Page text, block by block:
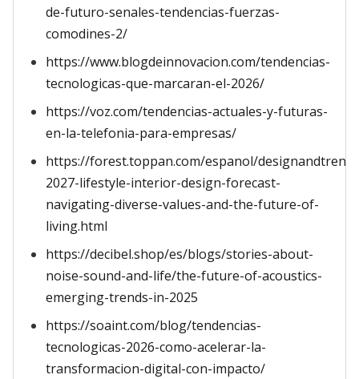
de-futuro-senales-tendencias-fuerzas-
comodines-2/
https://www.blogdeinnovacion.com/tendencias-
tecnologicas-que-marcaran-el-2026/
https://voz.com/tendencias-actuales-y-futuras-
en-la-telefonia-para-empresas/
https://forest.toppan.com/espanol/
2027-lifestyle-interior-design-forecast-
navigating-diverse-values-and-the-future-of-
living.html
https://decibel.shop/es/blogs/stories-about-
noise-sound-and-life/the-future-of-acoustics-
emerging-trends-in-2025
https://soaint.com/blog/tendencias-
tecnologicas-2026-como-acelerar-la-
transformacion-digital-con-impacto/